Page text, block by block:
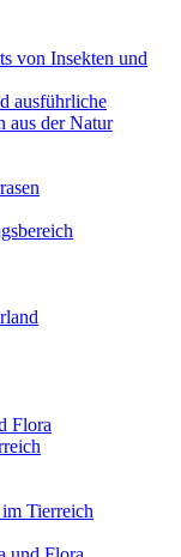
von Insekten und
ausführliche
aus der Natur
Flora
Tierreich